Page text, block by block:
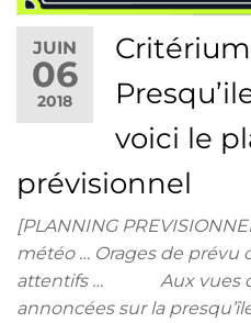
JUIN
06
2018
voici le
prévisionnel
[PLANNING
météo … Orages de prévu
attentifs … Aux vues
annoncées sur la